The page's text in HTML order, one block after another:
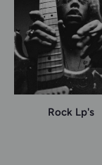
Rock Lp's